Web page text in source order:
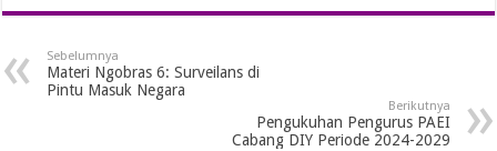
Sebelumnya
Materi Ngobras 6: Surveilans di
Pintu Masuk Negara
Berikutnya
Pengukuhan Pengurus PAEI
Cabang DIY Periode 2024-2029